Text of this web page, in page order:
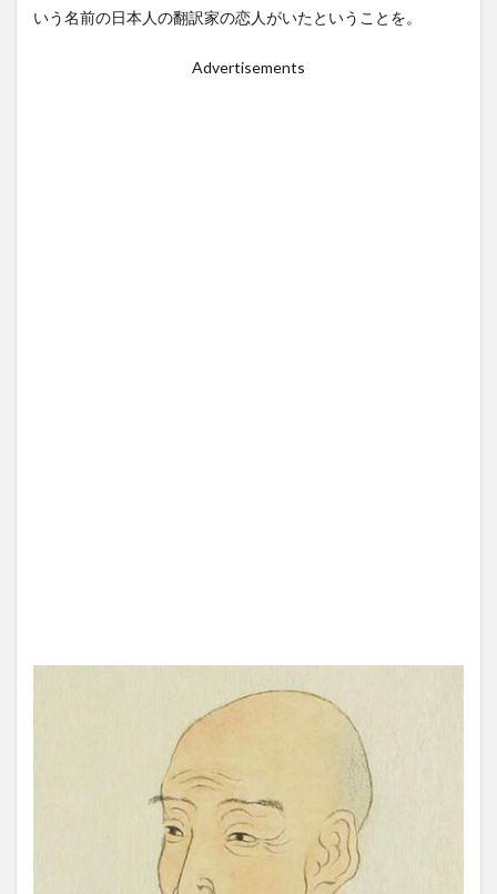
いう名前の日本人の翻訳家の恋人がいたということを。
Advertisements